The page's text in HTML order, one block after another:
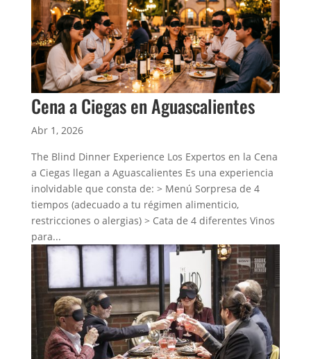
Cena a Ciegas en Aguascalientes
Abr 1, 2026
The Blind Dinner Experience Los Expertos en la Cena
a Ciegas llegan a Aguascalientes Es una experiencia
inolvidable que consta de: > Menú Sorpresa de 4
tiempos (adecuado a tu régimen alimenticio,
restricciones o alergias) > Cata de 4 diferentes Vinos
para...